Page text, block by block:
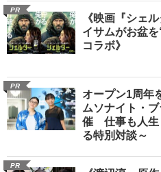
PR
《映画『シェ
イサムがお盆を
コラボ》
PR
オープン1周年
ムソナイト・
催 仕事も人生
る特別対談～
PR